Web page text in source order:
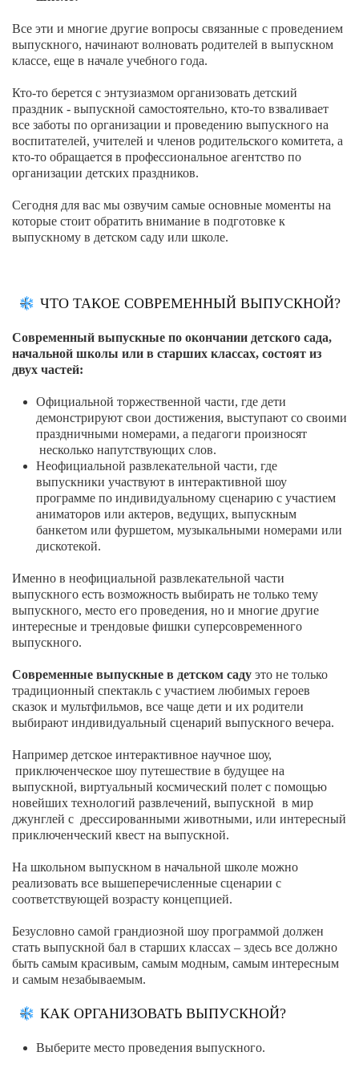
Все эти и многие другие вопросы связанные с проведением
выпускного, начинают волновать родителей в выпускном
классе, еще в начале учебного года.
Кто-то берется с энтузиазмом организовать детский
праздник - выпускной самостоятельно, кто-то взваливает
все заботы по организации и проведению выпускного на
воспитателей, учителей и членов родительского комитета, а
кто-то обращается в профессиональное агентство по
организации детских праздников.
Сегодня для вас мы озвучим самые основные моменты на
которые стоит обратить внимание в подготовке к
выпускному в детском саду или школе.
ЧТО ТАКОЕ СОВРЕМЕННЫЙ ВЫПУСКНОЙ?
Современный выпускные по окончании детского сада,
начальной школы или в старших классах, состоят из
двух частей:
Официальной торжественной части, где дети
демонстрируют свои достижения, выступают со своими
праздничными номерами, а педагоги произносят
несколько напутствующих слов.
Неофициальной развлекательной части, где
выпускники участвуют в интерактивной шоу
программе по индивидуальному сценарию с участием
аниматоров или актеров, ведущих, выпускным
банкетом или фуршетом, музыкальными номерами или
дискотекой.
Именно в неофициальной развлекательной части
выпускного есть возможность выбирать не только тему
выпускного, место его проведения, но и многие другие
интересные и трендовые фишки суперсовременного
выпускного.
Современные выпускные в детском саду это не только
традиционный спектакль с участием любимых героев
сказок и мультфильмов, все чаще дети и их родители
выбирают индивидуальный сценарий выпускного вечера.
Например детское интерактивное научное шоу,
приключенческое шоу путешествие в будущее на
выпускной, виртуальный космический полет с помощью
новейших технологий развлечений, выпускной в мир
джунглей с дрессированными животными, или интересный
приключенческий квест на выпускной.
На школьном выпускном в начальной школе можно
реализовать все вышеперечисленные сценарии с
соответствующей возрасту концепцией.
Безусловно самой грандиозной шоу программой должен
стать выпускной бал в старших классах – здесь все должно
быть самым красивым, самым модным, самым интересным
и самым незабываемым.
КАК ОРГАНИЗОВАТЬ ВЫПУСКНОЙ?
Выберите место проведения выпускного.